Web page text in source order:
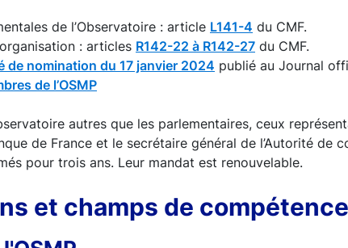
de l’Observatoire : article L141-4 du CMF.
: articles R142-22 à R142-27 du CMF.
de nomination du 17 janvier 2024 publié au Journal
de l’OSMP
autres que les parlementaires, ceux
de France et le secrétaire général de l’Autorité de
pour trois ans. Leur mandat est renouvelable.
et champs de